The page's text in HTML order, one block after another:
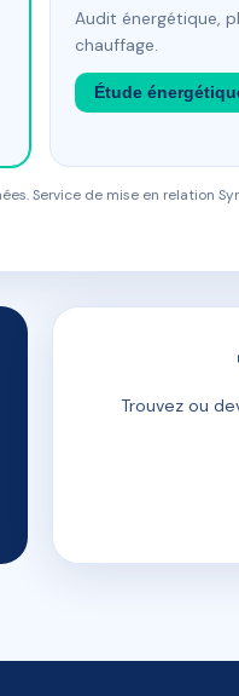
Audit énergétique,
chauffage.
Étude
Service de mise en relation
Trouvez ou